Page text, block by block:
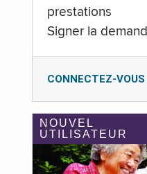
prestations
Signer la
CONNECTEZ-
NOUVEL
UTILISATEUR